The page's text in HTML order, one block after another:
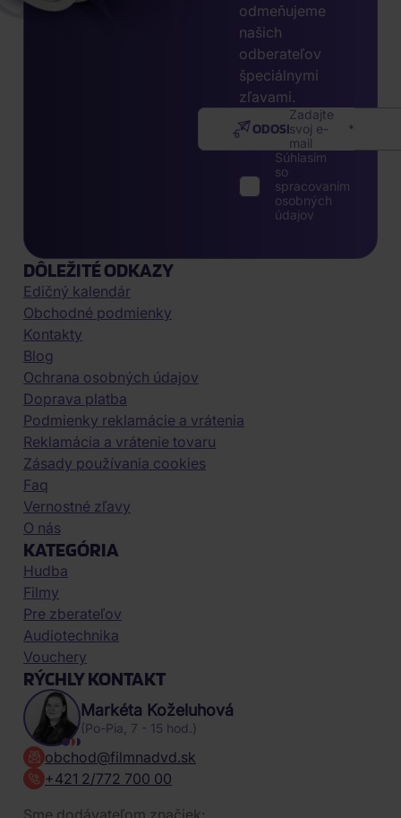
odmeňujeme
našich
odberateľov
špeciálnymi
zľavami.
Zadajte
svoj e-
mail
ODOSLAŤ
Súhlasím
so
spracovaním
osobných
údajov
DÔLEŽITÉ ODKAZY
Edičný kalendár
Obchodné podmienky
Kontakty
Blog
Ochrana osobných údajov
Doprava platba
Podmienky reklamácie a vrátenia
Reklamácia a vrátenie tovaru
Zásady používania cookies
Faq
Vernostné zľavy
O nás
KATEGÓRIA
Hudba
Filmy
Pre zberateľov
Audiotechnika
Vouchery
RÝCHLY KONTAKT
Markéta Koželuhová
(Po-Pia, 7 - 15 hod.)
obchod@filmnadvd.sk
+421 2/772 700 00